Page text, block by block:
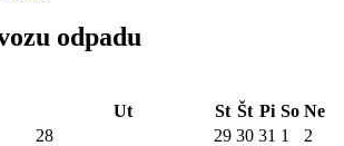
odpadu
Ut St Št Pi So Ne
28 29 30 31 1
2